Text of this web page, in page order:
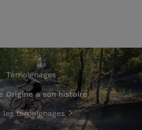
Témoignages
Origine a son histoire
les témoignages